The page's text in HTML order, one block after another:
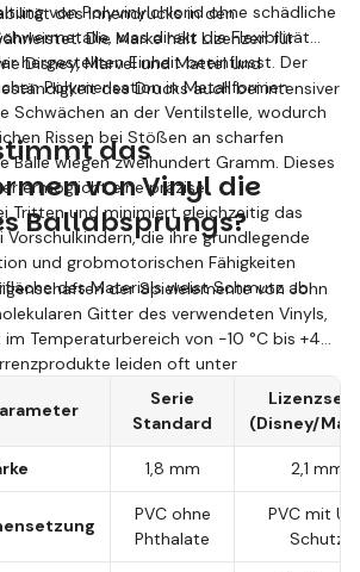
des Innendrucks in den
Die Marke hält Lizenzen für
Disney, Marvel und Mattel und
des Drucks auch bei intensiver
von Polyvinylchlorid ohne schädliche
was direkt die Flexibilität
hergestellten Einheit beeinflusst. Der
Polymerisation in Metallformen
Schwächen an der Ventilstelle, wodurch
Rissen bei Stößen an scharfen
Bälle wiegen zweihundert Gramm. Dieses
ermöglicht eine präzise
Tritten und minimiert gleichzeitig das
Vorschulkindern, die ihre grundlegende
und grobmotorischen Fähigkeiten
des Materials weist Schmutz ab.
das
von Vinyl die
Ballabsprungs?
der Spielelemente von John
Gitter des verwendeten Vinyls,
Temperaturbereich von -10 °C bis +40
leiden oft unter
während John die
Maschinen genau kalibriert, um perfekte
Serie
Standard
(Disney/
1,8 mm 2,1 mm
PVC ohne
Phthalate
PVC mit
Schutz